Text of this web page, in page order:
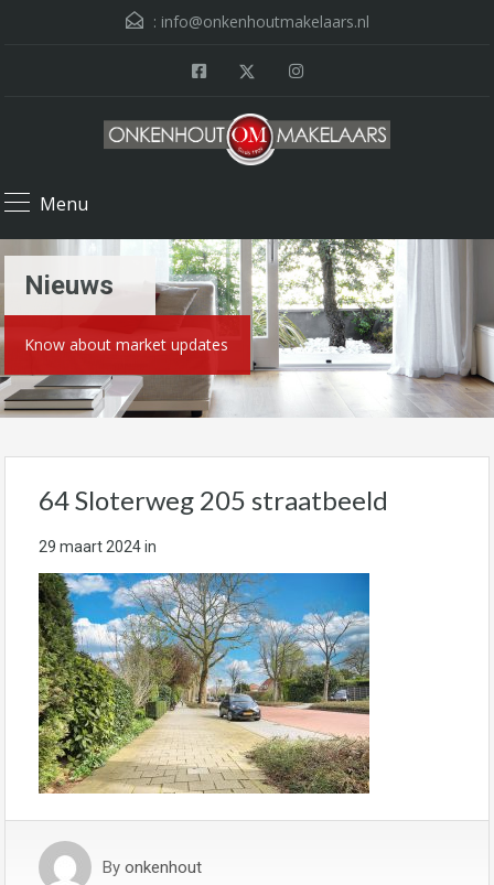
: info@onkenhoutmakelaars.nl
Menu
Nieuws
Know about market updates
64 Sloterweg 205 straatbeeld
29 maart 2024in
By onkenhout